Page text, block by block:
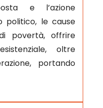
e l’azione
politico, le cause
povertà, offrire
oltre
portando